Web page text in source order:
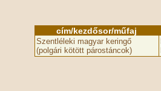
cím/kezdősor/műfaj
Szentléleki magyar keringő
(polgári kötött párostáncok)